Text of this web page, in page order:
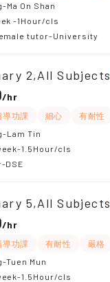
Ma On Shan
-1Hour/cls
tutor-University
2,All Subjects
/hr
導功課 細心
有耐性
Lam Tin
1.5Hour/cls
DSE
5,All Subjects
/hr
導功課 有耐性
嚴格
Tuen Mun
1.5Hour/cls